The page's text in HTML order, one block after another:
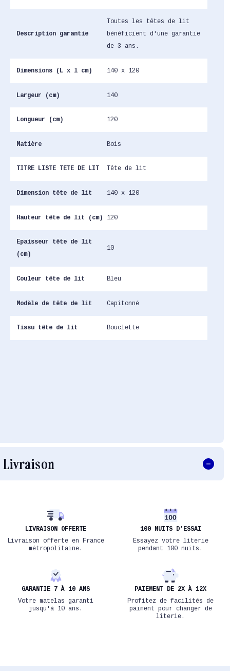
Description garantie
Toutes les têtes de lit
bénéficient d'une garantie
de 3 ans.
Dimensions (L x l cm) 140 x 120
Largeur (cm) 140
Longueur (cm) 120
Matière Bois
TITRE LISTE TETE DE LIT Tête de lit
Dimension tête de lit 140 x 120
Hauteur tête de lit (cm) 120
Epaisseur tête de lit
(cm)
10
Couleur tête de lit Bleu
Modèle de tête de lit Capitonné
Tissu tête de lit Bouclette
Livraison
LIVRAISON OFFERTE
Livraison offerte en France
métropolitaine.
100 NUITS D’ESSAI
Essayez votre literie
pendant 100 nuits.
GARANTIE 7 À 10 ANS
Votre matelas garanti
jusqu'à 10 ans.
PAIEMENT DE 2X À 12X
Profitez de facilités de
paiment pour changer de
literie.